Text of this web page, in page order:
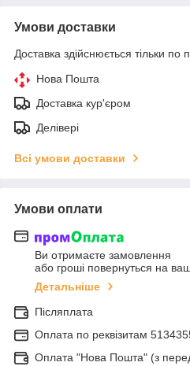
Умови доставки
Доставка здійснюється тільки по
Нова Пошта
Доставка кур'єром
Делівері
Всі умови доставки
Умови оплати
Ви отримаєте замовлення
або гроші повернуться на
Детальніше
Післяплата
Оплата по реквiзитам
Оплата "Нова Пошта" (з